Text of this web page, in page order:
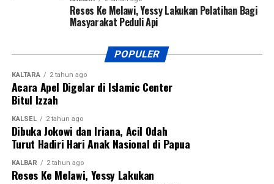
Reses Ke Melawi, Yessy Lakukan Pelatihan Bagi
Masyarakat Peduli Api
POPULER
KALTARA 2 tahun ago
Acara Apel Digelar di Islamic Center
Bitul Izzah
KALSEL 2 tahun ago
Dibuka Jokowi dan Iriana, Acil Odah
Turut Hadiri Hari Anak Nasional di Papua
KALBAR 2 tahun ago
Reses Ke Melawi, Yessy Lakukan